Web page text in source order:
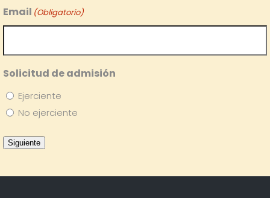
Email (Obligatorio)
Solicitud de admisión
Ejerciente
No ejerciente
Siguiente